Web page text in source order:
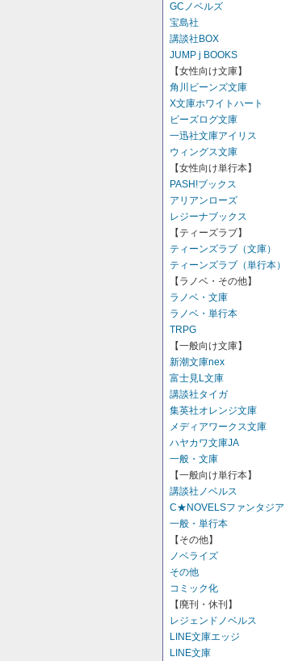
GCノベルズ
宝島社
講談社BOX
JUMP j BOOKS
【女性向け文庫】
角川ビーンズ文庫
X文庫ホワイトハート
ビーズログ文庫
一迅社文庫アイリス
ウィングス文庫
【女性向け単行本】
PASH!ブックス
アリアンローズ
レジーナブックス
【ティーズラブ】
ティーンズラブ（文庫）
ティーンズラブ（単行本）
【ラノベ・その他】
ラノベ・文庫
ラノベ・単行本
TRPG
【一般向け文庫】
新潮文庫nex
富士見L文庫
講談社タイガ
集英社オレンジ文庫
メディアワークス文庫
ハヤカワ文庫JA
一般・文庫
【一般向け単行本】
講談社ノベルス
C★NOVELSファンタジア
一般・単行本
【その他】
ノベライズ
その他
コミック化
【廃刊・休刊】
レジェンドノベルス
LINE文庫エッジ
LINE文庫